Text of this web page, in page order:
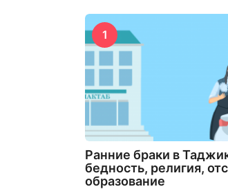
1
Ранние браки в
бедность, религия,
образование